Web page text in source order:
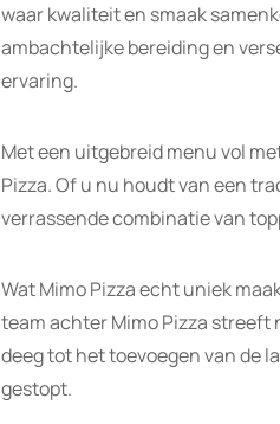
waar kwaliteit en smaak
ambachtelijke bereiding en
ervaring.
Met een uitgebreid menu vol
Pizza. Of u nu houdt van een
verrassende combinatie van
Wat Mimo Pizza echt uniek
team achter Mimo Pizza streeft
deeg tot het toevoegen van de
gestopt.